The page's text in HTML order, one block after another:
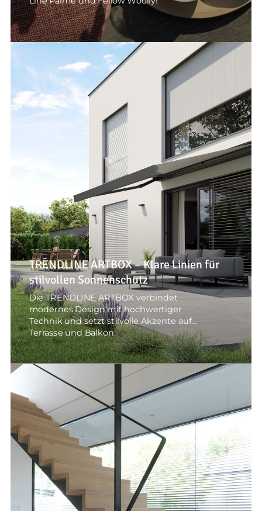
TRENDLINE ARTBOX – Klare Linien für
stilvollen Sonnenschutz
Die TRENDLINE ARTBOX verbindet
modernes Design mit hochwertiger
Technik und setzt stilvolle Akzente auf
Terrasse und Balkon.